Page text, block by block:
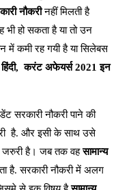
नौकरीनहीं मिलती है
हो सकता है या तो उन
में कमी रह गयी है या सिलेबस
करंट अफेयर्स 2021 इन
सरकारी नौकरी पाने की
है. और इसी के साथ उसे
जरुरी है। जब तक वहसामान्य
है. सरकारी नौकरी में अलग